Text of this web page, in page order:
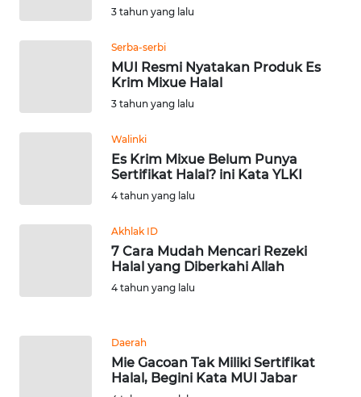
3 tahun yang lalu
Serba-serbi
MUI Resmi Nyatakan Produk Es
Krim Mixue Halal
3 tahun yang lalu
Walinki
Es Krim Mixue Belum Punya
Sertifikat Halal? ini Kata YLKI
4 tahun yang lalu
Akhlak ID
7 Cara Mudah Mencari Rezeki
Halal yang Diberkahi Allah
4 tahun yang lalu
Daerah
Mie Gacoan Tak Miliki Sertifikat
Halal, Begini Kata MUI Jabar
WN
WN
KALBAR